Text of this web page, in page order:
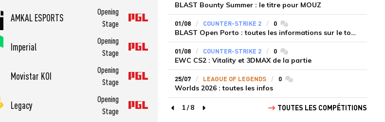
AMKAL ESPORTS
Opening
Stage
Imperial
Opening
Stage
Movistar KOI
Opening
Stage
Legacy
Opening
Stage
BLAST Bounty Summer : le titre pour MOUZ
01/08 COUNTER-STRIKE 2 0commentaires
BLAST Open Porto : toutes les informations sur le tournoi
01/08 COUNTER-STRIKE 2 0commentaires
EWC CS2 : Vitality et 3DMAX de la partie
25/07 LEAGUE OF LEGENDS 0commentaires
Worlds 2026 : toutes les infos
page précédente
1/8
page suivante
TOUTES LES COMPÉTITIONS